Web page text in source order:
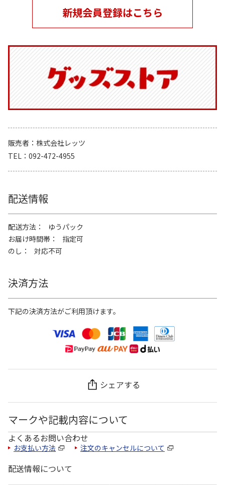
新規会員登録はこちら
販売者
株式会社レッツ
TEL
092-472-4955
配送情報
配送方法
ゆうパック
お届け時間帯
指定可
のし
対応不可
決済方法
下記の決済方法がご利用頂けます。
シェアする
マークや記載内容について
よくあるお問い合わせ
お支払い方法 注文のキャンセルについて
配送情報について